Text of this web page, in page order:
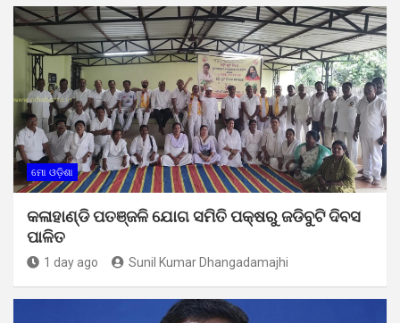
ମୋ ଓଡ଼ିଶା
କଳାହାଣ୍ଡି ପତଞ୍ଜଳି ଯୋଗ ସମିତି ପକ୍ଷରୁ ଜଡିବୁଟି ଦିବସ
ପାଳିତ
1 day ago Sunil Kumar Dhangadamajhi